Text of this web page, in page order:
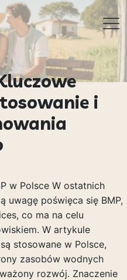
i
w Polsce W ostatnich
uwagę poświęca się BMP,
co ma na celu
W artykule
stosowane w Polsce,
zasobów wodnych
rozwój. Znaczenie